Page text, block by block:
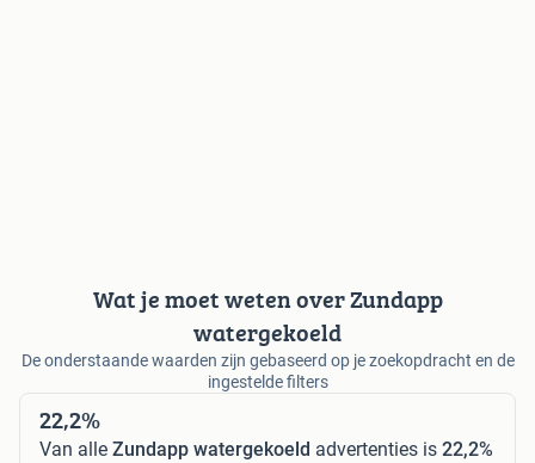
Wat je moet weten over Zundapp
watergekoeld
De onderstaande waarden zijn gebaseerd op je zoekopdracht en de
ingestelde filters
22,2%
Van alle Zundapp watergekoeld advertenties is 22,2%